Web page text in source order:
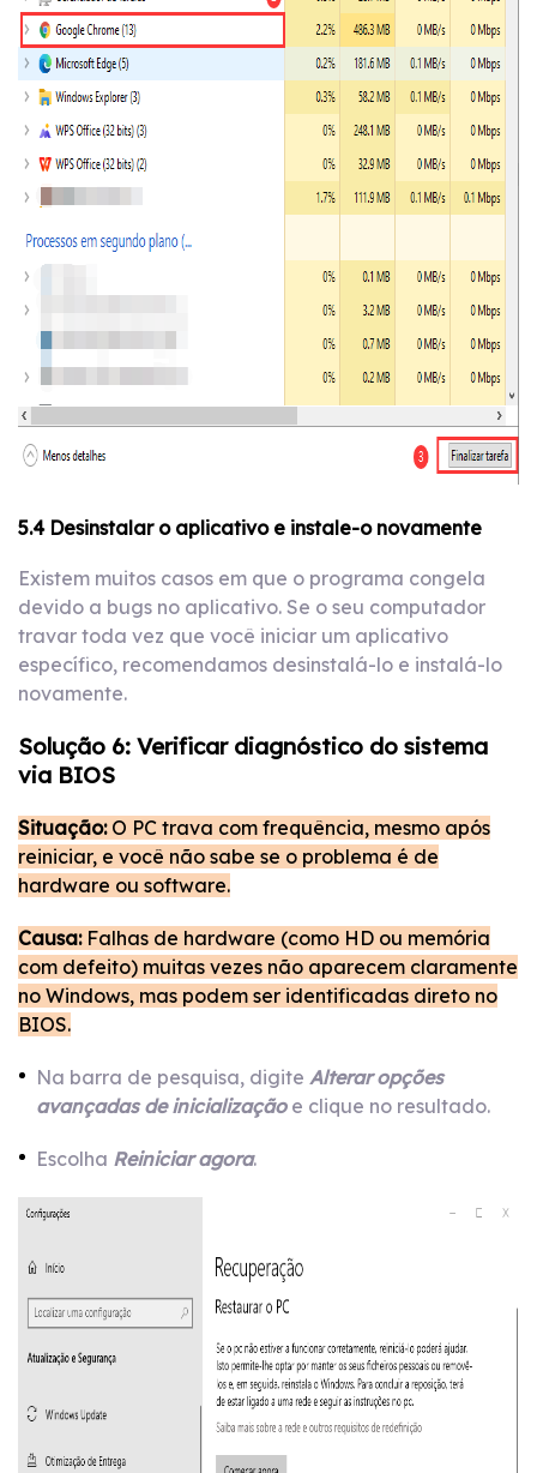
5.4 Desinstalar o aplicativo e instale-o novamente
Existem muitos casos em que o programa congela
devido a bugs no aplicativo. Se o seu computador
travar toda vez que você iniciar um aplicativo
específico, recomendamos desinstalá-lo e instalá-lo
novamente.
Solução 6: Verificar diagnóstico do sistema
via BIOS
Situação: O PC trava com frequência, mesmo após
reiniciar, e você não sabe se o problema é de
hardware ou software.
Causa: Falhas de hardware (como HD ou memória
com defeito) muitas vezes não aparecem claramente
no Windows, mas podem ser identificadas direto no
BIOS.
Na barra de pesquisa, digite Alterar opções
avançadas de inicializaçãoe clique no resultado.
Escolha Reiniciar agora.